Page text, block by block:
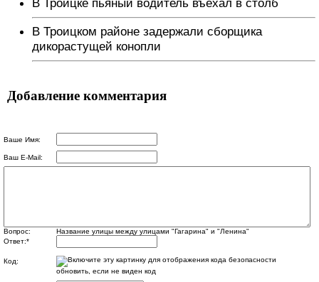
В Троицке пьяный водитель въехал в столб
В Троицком районе задержали сборщика
дикорастущей конопли
Добавление комментария
Ваше Имя:
Ваш E-Mail:
Вопрос:
Название улицы между улицами "Гагарина" и "Ленина"
Ответ:*
Код:
обновить, если не виден код